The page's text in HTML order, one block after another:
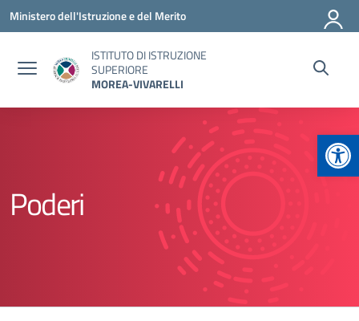
Vai ai contenuti
Vai al menu di navigazione
Vai al footer
Ministero dell'Istruzione e del Merito
ISTITUTO DI ISTRUZIONE
SUPERIORE
MOREA-VIVARELLI
Poderi